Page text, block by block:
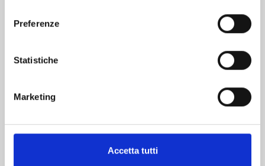
Preferenze
Statistiche
Marketing
Accetta tutti
UNA RAGAZZA ALLA MODA - 50TH
€ 14,90